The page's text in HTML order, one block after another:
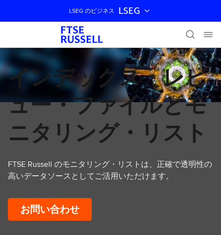
ナビゲーションをスキップ
LSEG のビジネス LSEG
インデックス・レビ
ュー・ファイルとモ
ニタリング・リスト
FTSE Russell のモニタリング・リストは、正確で透明性の
高いデータソースとしてご活用いただけます。
お問い合わせ